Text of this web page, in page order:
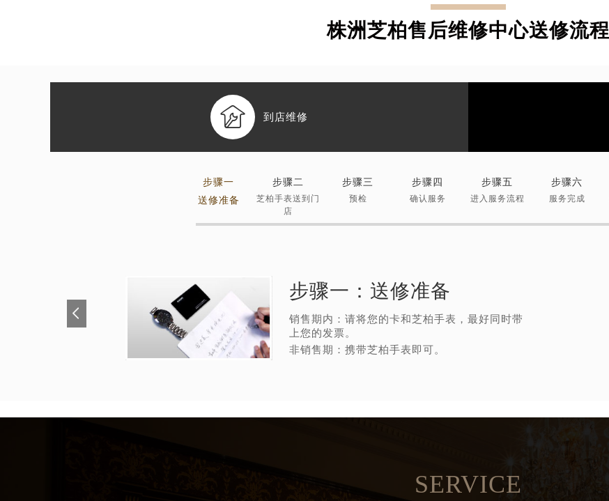
株洲芝柏售后维修中心送修流程
 到店维修
步骤一
送修准备
步骤二
芝柏手表送到门
店
步骤三
预检
步骤四
确认服务
步骤五
进入服务流程
步骤六
服务完成
步骤一： 送修准备
销售期内：请将您的卡和芝柏手表，最好同时带
上您的发票。
非销售期：携带芝柏手表即可。
SERVICE